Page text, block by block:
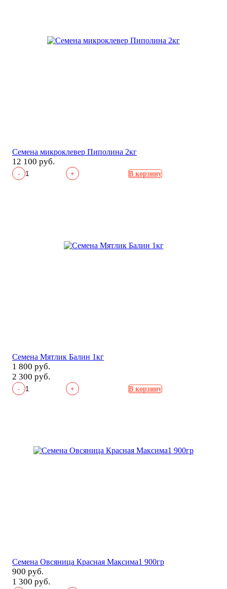
Семена микроклевер Пиполина 2кг
12 100 руб.
- + В корзину
Семена Мятлик Балин 1кг
1 800 руб.
2 300 руб.
- + В корзину
Семена Овсяница Красная Максима1 900гр
900 руб.
1 300 руб.